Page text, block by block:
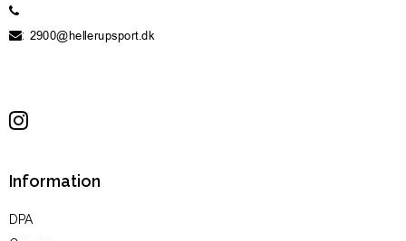
:
Information
DPA